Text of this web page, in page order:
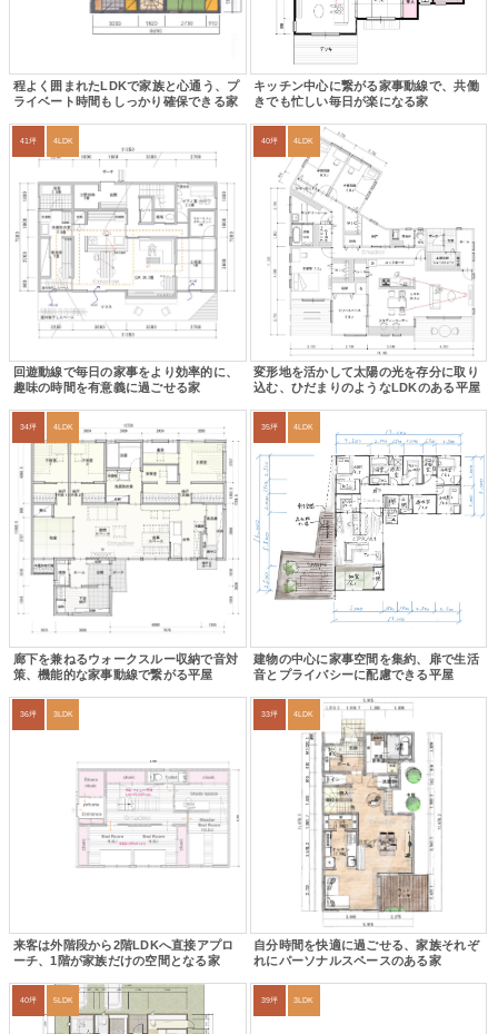
程よく囲まれたLDKで家族と心通う、プ
ライベート時間もしっかり確保できる家
キッチン中心に繋がる家事動線で、共働
きでも忙しい毎日が楽になる家
41坪 4LDK
回遊動線で毎日の家事をより効率的に、
趣味の時間を有意義に過ごせる家
40坪 4LDK
変形地を活かして太陽の光を存分に取り
込む、ひだまりのようなLDKのある平屋
34坪 4LDK
廊下を兼ねるウォークスルー収納で音対
策、機能的な家事動線で繋がる平屋
35坪 4LDK
建物の中心に家事空間を集約、扉で生活
音とプライバシーに配慮できる平屋
36坪 3LDK
来客は外階段から2階LDKへ直接アプロ
ーチ、1階が家族だけの空間となる家
33坪 4LDK
自分時間を快適に過ごせる、家族それぞ
れにパーソナルスペースのある家
40坪 5LDK 39坪 3LDK